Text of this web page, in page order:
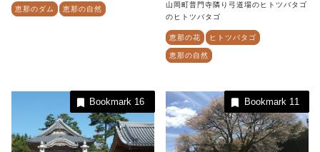
恵那のダム 恵那の自然
山岡町普門寺隣り弓道場のヒトツバタゴ
のヒトツバタゴ
恵那の花 ヒトツバタゴ
恵那の自然
Bookmark 16 Bookmark 11